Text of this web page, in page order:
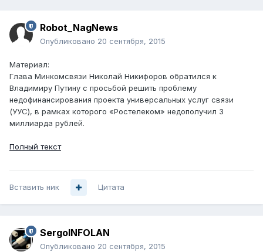
Robot_NagNews
Опубликовано 20 сентября, 2015
Материал:
Глава Минкомсвязи Николай Никифоров обратился к
Владимиру Путину с просьбой решить проблему
недофинансирования проекта универсальных услуг связи
(УУС), в рамках которого «Ростелеком» недополучил 3
миллиарда рублей.
Полный текст
Вставить ник Цитата
SergoINFOLAN
Опубликовано 20 сентября, 2015